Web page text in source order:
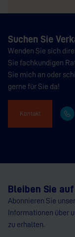
Suchen Sie
Wenden Sie sich
Sie fachkundigen
Sie mich an oder
gerne für Sie da!
Kontakt
Bleiben Sie
Abonnieren Sie
Informationen über
zu erhalten.